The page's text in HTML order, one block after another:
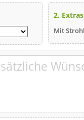
2. Extras
Mit